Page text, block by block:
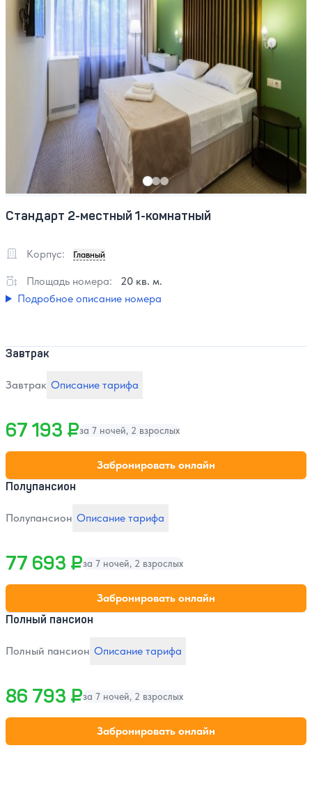
Стандарт 2-местный 1-комнатный
Корпус: Главный
Площадь номера:
20 кв. м.
Подробное описание номера
Завтрак
Завтрак Описание тарифа
67 193 ₽за 7 ночей, 2 взрослых
Забронировать онлайн
Полупансион
Полупансион Описание тарифа
77 693 ₽за 7 ночей, 2 взрослых
Забронировать онлайн
Полный пансион
Полный пансион Описание тарифа
86 793 ₽за 7 ночей, 2 взрослых
Забронировать онлайн